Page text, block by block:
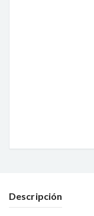
Descripción